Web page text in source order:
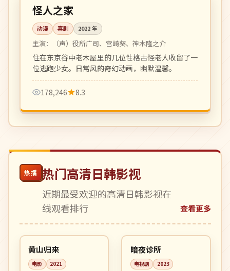
日本
怪人之家
动漫 喜剧 2022年
主演： （声）役所广司、宫崎葵、神木隆之介
住在东京谷中老木屋里的几位性格古怪老人收留了一
位逃跑少女。日常风的奇幻动画，幽默温馨。
178,246 8.3
热播 热门高清日韩影视
近期最受欢迎的高清日韩影视在
线观看排行
查看更多
中国
高分 99:30
黄山归来
电影 2021
日本
完结 10:52
暗夜诊所
电视剧 2023